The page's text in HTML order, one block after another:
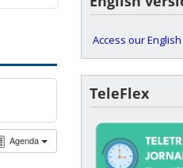
Agenda
Access our
TeleFlex